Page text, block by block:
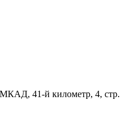
41-й километр, 4, стр.